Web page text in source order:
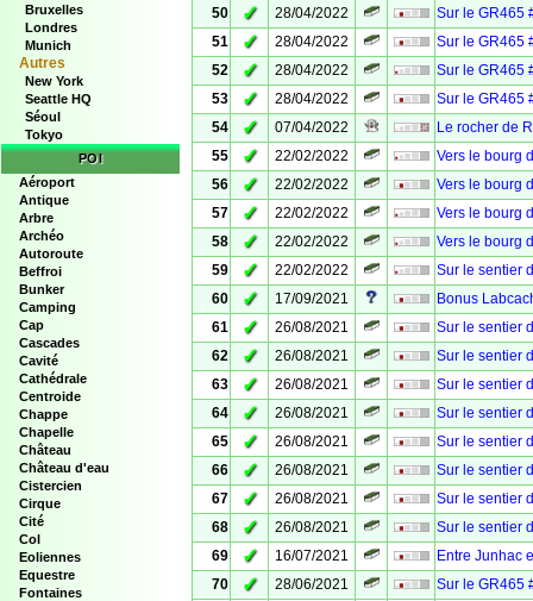
Bruxelles
Londres
Munich
Autres
New York
Seattle HQ
Séoul
Tokyo
POI
Aéroport
Antique
Arbre
Archéo
Autoroute
Beffroi
Bunker
Camping
Cap
Cascades
Cavité
Cathédrale
Centroide
Chappe
Chapelle
Château
Château d'eau
Cistercien
Cirque
Cité
Col
Eoliennes
Equestre
Fontaines
50
✓ 28/04/2022
Sur le GR465
51
✓ 28/04/2022
Sur le GR465
52
✓ 28/04/2022
Sur le GR465
53
✓ 28/04/2022
Sur le GR465
54
✓ 07/04/2022
Le rocher de
55
✓ 22/02/2022
Vers le bourg
56
✓ 22/02/2022
Vers le bourg
57
✓ 22/02/2022
Vers le bourg
58
✓ 22/02/2022
Vers le bourg
59
✓ 22/02/2022
Sur le sentier
60
✓ 17/09/2021
Bonus
61
✓ 26/08/2021
Sur le sentier
62
✓ 26/08/2021
Sur le sentier
63
✓ 26/08/2021
Sur le sentier
64
✓ 26/08/2021
Sur le sentier
65
✓ 26/08/2021
Sur le sentier
66
✓ 26/08/2021
Sur le sentier
67
✓ 26/08/2021
Sur le sentier
68
✓ 26/08/2021
Sur le sentier
69
✓ 16/07/2021
Entre Junhac
70
✓ 28/06/2021
Sur le GR465